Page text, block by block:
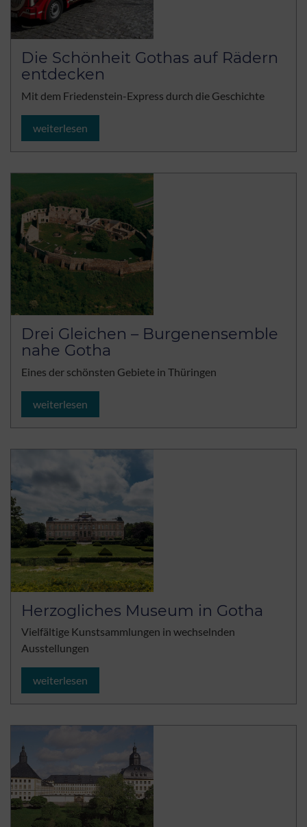
Die Schönheit Gothas auf Rädern
entdecken
Mit dem Friedenstein-Express durch die Geschichte
weiterlesen
Drei Gleichen – Burgenensemble
nahe Gotha
Eines der schönsten Gebiete in Thüringen
weiterlesen
Herzogliches Museum in Gotha
Vielfältige Kunstsammlungen in wechselnden
Ausstellungen
weiterlesen